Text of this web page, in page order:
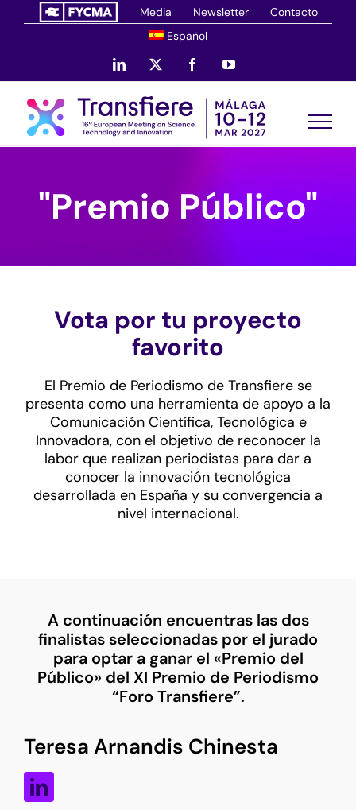
Media Newsletter
Contacto
Español
LinkedIn FacebookYouTube
"Premio Público"
Vota por tu proyecto
favorito
El Premio de Periodismo de Transfiere se
presenta como una herramienta de apoyo a la
Comunicación Científica, Tecnológica e
Innovadora, con el objetivo de reconocer la
labor que realizan periodistas para dar a
conocer la innovación tecnológica
desarrollada en España y su convergencia a
nivel internacional.
A continuación encuentras las dos
finalistas seleccionadas por el jurado
para optar a ganar el «Premio del
Público» del XI Premio de Periodismo
“Foro Transfiere”.
Teresa Arnandis Chinesta